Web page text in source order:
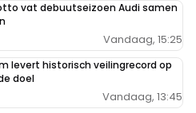
vat debuutseizoen Audi samen
Vandaag, 15:25
levert historisch veilingrecord op
doel
Vandaag, 13:45